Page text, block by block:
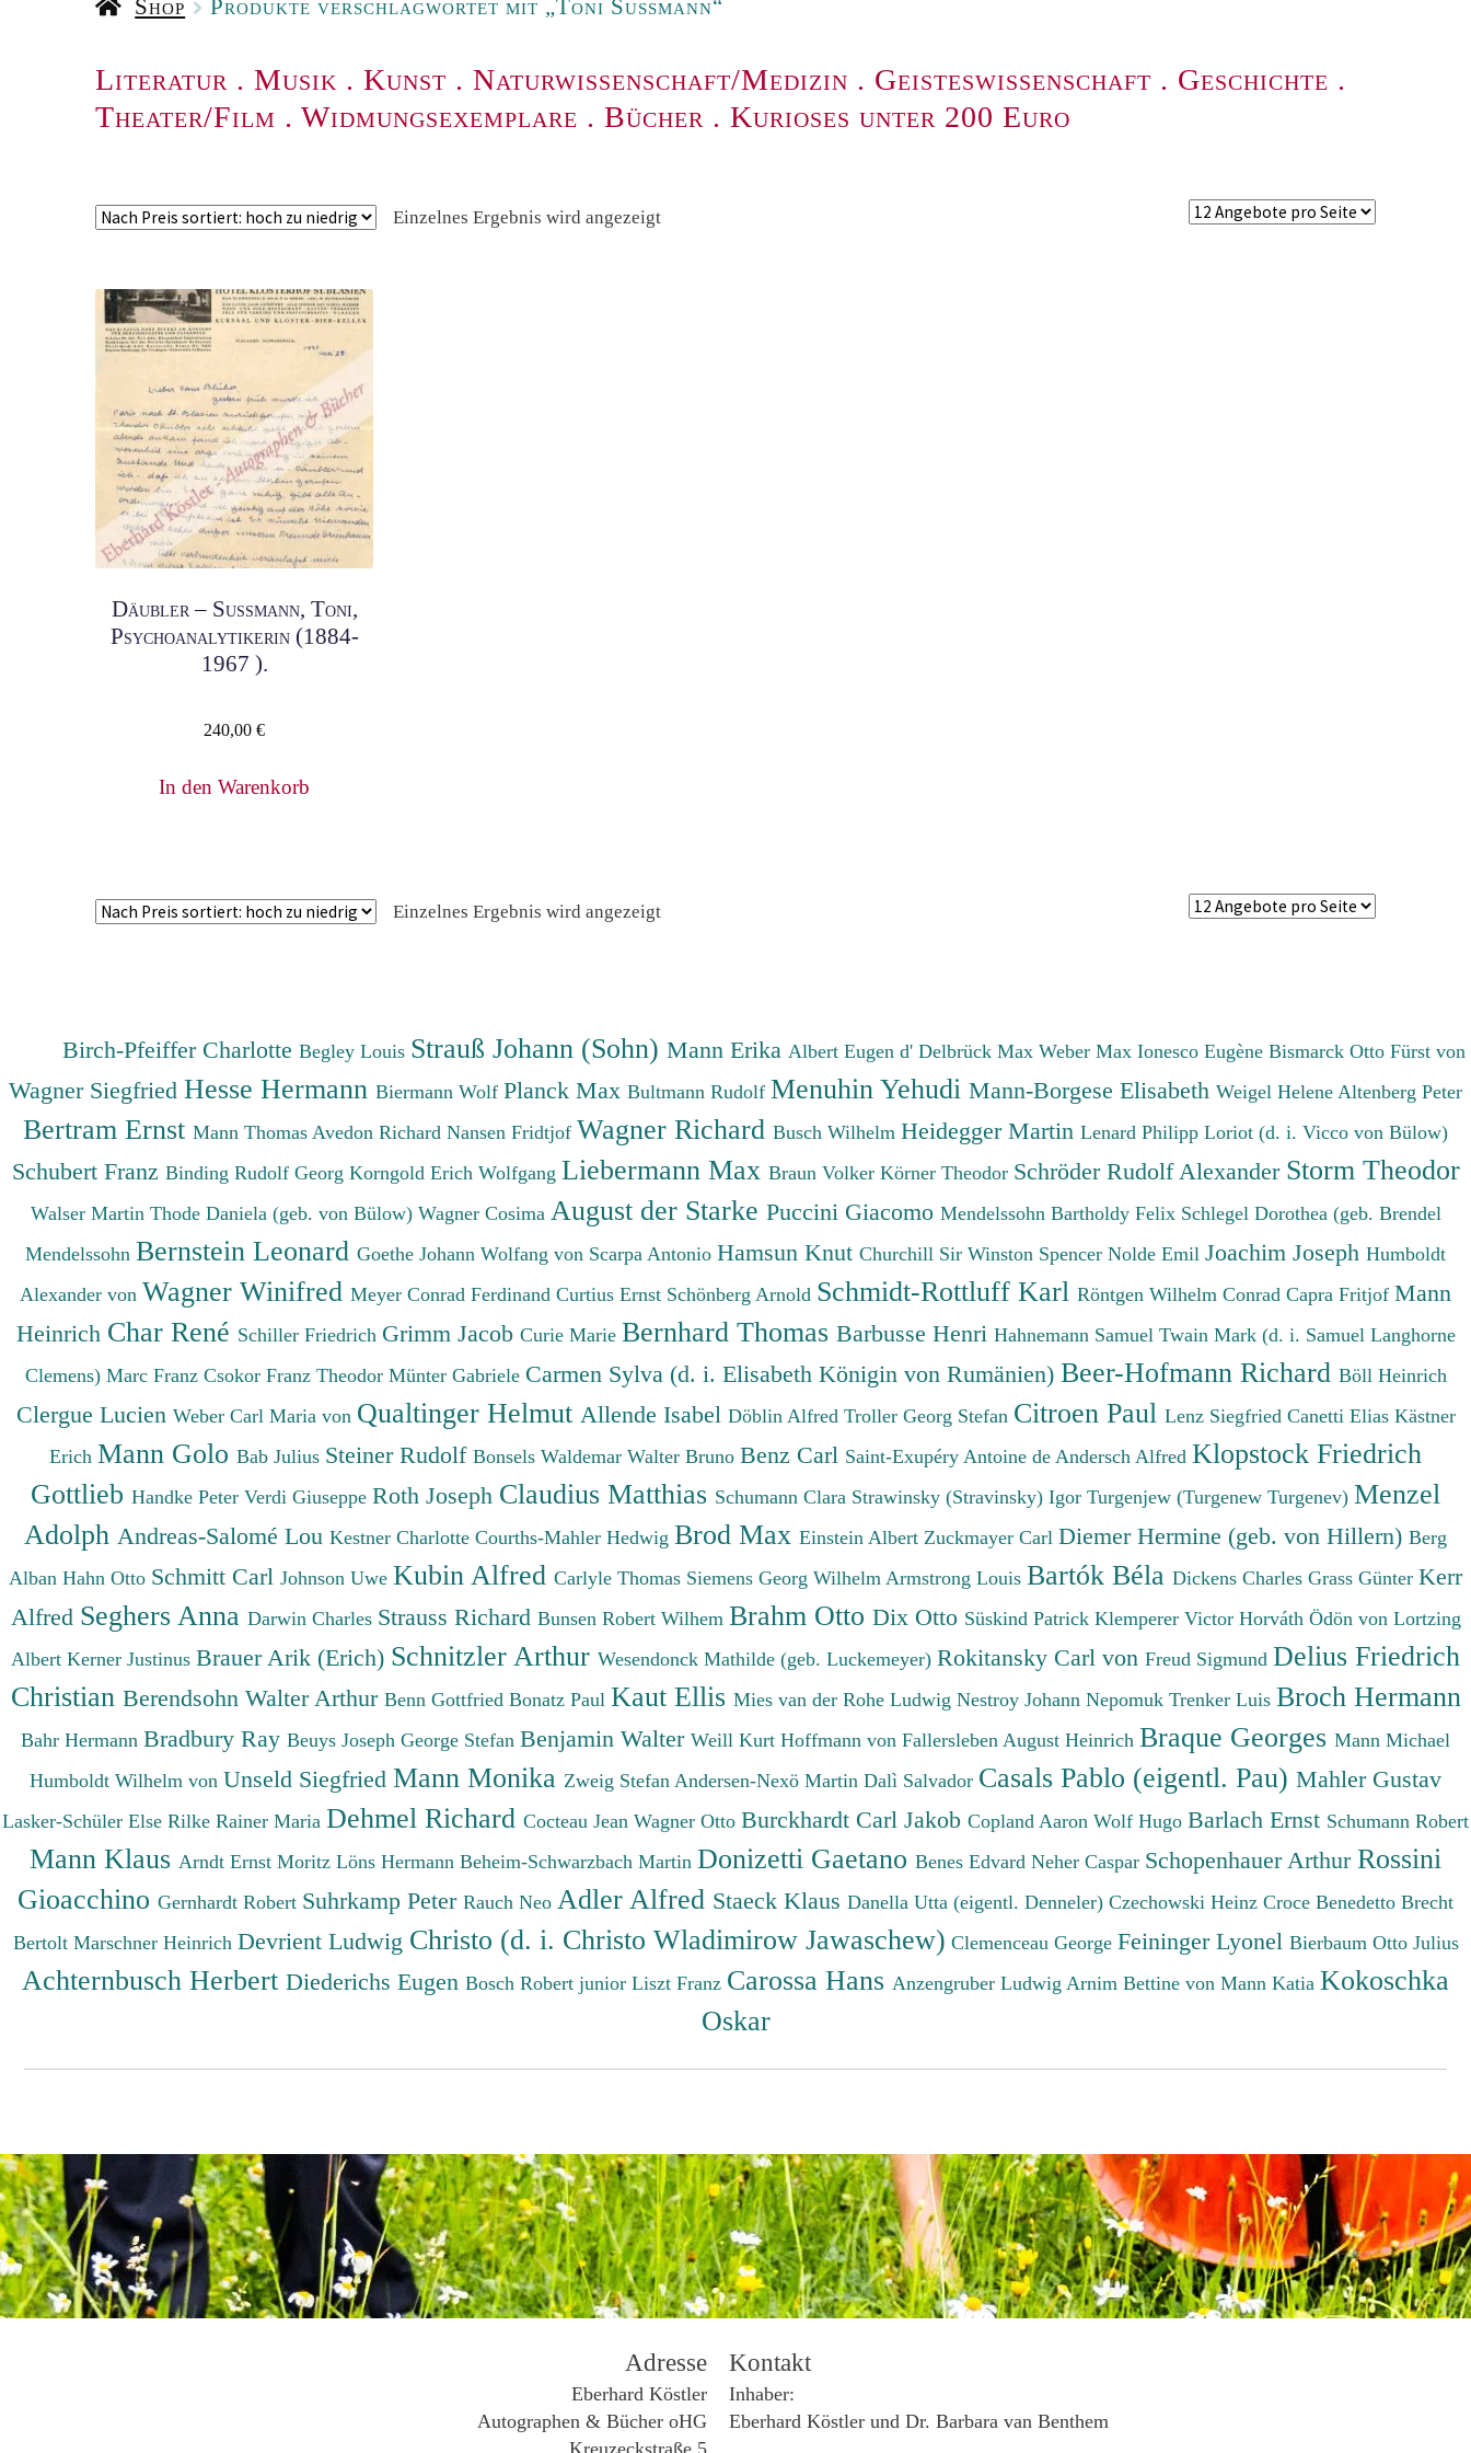
Shop Produkte verschlagwortet mit „Toni Sussmann“
Literatur . Musik . Kunst . Naturwissenschaft/Medizin . Geisteswissenschaft . Geschichte .
Theater/Film . Widmungsexemplare . Bücher . Kurioses unter 200 Euro
Einzelnes Ergebnis wird angezeigt
Däubler – Sussmann, Toni,
Psychoanalytikerin (1884-
1967 ).
240,00€
In den Warenkorb
Einzelnes Ergebnis wird angezeigt
Birch-Pfeiffer CharlotteBegley Louis Strauß Johann (Sohn)Mann Erika Albert Eugen d'Delbrück MaxWeber MaxIonesco EugèneBismarck Otto Fürst von
Wagner Siegfried Hesse Hermann Biermann Wolf Planck Max Bultmann Rudolf Menuhin Yehudi Mann-Borgese Elisabeth Weigel Helene Altenberg Peter
Bertram Ernst Mann Thomas Avedon Richard Nansen Fridtjof Wagner Richard Busch Wilhelm Heidegger Martin Lenard Philipp Loriot (d. i. Vicco von Bülow)
Schubert Franz Binding Rudolf Georg Korngold Erich Wolfgang Liebermann Max Braun Volker Körner Theodor Schröder Rudolf Alexander Storm Theodor
Walser Martin Thode Daniela (geb. von Bülow) Wagner Cosima August der Starke Puccini Giacomo Mendelssohn Bartholdy Felix Schlegel Dorothea (geb. Brendel
Mendelssohn Bernstein Leonard Goethe Johann Wolfang von Scarpa Antonio Hamsun Knut Churchill Sir Winston Spencer Nolde Emil Joachim Joseph Humboldt
Alexander von Wagner Winifred Meyer Conrad Ferdinand Curtius Ernst Schönberg Arnold Schmidt-Rottluff Karl Röntgen Wilhelm Conrad Capra Fritjof Mann
Heinrich Char René Schiller Friedrich Grimm Jacob Curie Marie Bernhard Thomas Barbusse Henri Hahnemann Samuel Twain Mark (d. i. Samuel Langhorne
Clemens) Marc Franz Csokor Franz Theodor Münter Gabriele Carmen Sylva (d. i. Elisabeth Königin von Rumänien) Beer-Hofmann Richard Böll Heinrich
Clergue Lucien Weber Carl Maria von Qualtinger Helmut Allende Isabel Döblin Alfred Troller Georg Stefan Citroen Paul Lenz Siegfried Canetti Elias Kästner
Erich Mann Golo Bab Julius Steiner Rudolf Bonsels Waldemar Walter Bruno Benz Carl Saint-Exupéry Antoine de Andersch Alfred Klopstock Friedrich
Gottlieb Handke Peter Verdi Giuseppe Roth Joseph Claudius Matthias Schumann Clara Strawinsky (Stravinsky) Igor Turgenjew (Turgenew Turgenev) Menzel
Adolph Andreas-Salomé Lou Kestner Charlotte Courths-Mahler Hedwig Brod Max Einstein Albert Zuckmayer Carl Diemer Hermine (geb. von Hillern) Berg
Alban Hahn Otto Schmitt Carl Johnson Uwe Kubin Alfred Carlyle Thomas Siemens Georg Wilhelm Armstrong Louis Bartók Béla Dickens Charles Grass Günter Kerr
Alfred Seghers Anna Darwin Charles Strauss Richard Bunsen Robert Wilhem Brahm Otto Dix Otto Süskind Patrick Klemperer Victor Horváth Ödön von Lortzing
Albert Kerner Justinus Brauer Arik (Erich) Schnitzler Arthur Wesendonck Mathilde (geb. Luckemeyer) Rokitansky Carl von Freud Sigmund Delius Friedrich
Christian Berendsohn Walter Arthur Benn Gottfried Bonatz Paul Kaut Ellis Mies van der Rohe Ludwig Nestroy Johann Nepomuk Trenker Luis Broch Hermann
Bahr Hermann Bradbury Ray Beuys Joseph George Stefan Benjamin Walter Weill Kurt Hoffmann von Fallersleben August Heinrich Braque Georges Mann Michael
Humboldt Wilhelm von Unseld Siegfried Mann Monika Zweig Stefan Andersen-Nexö Martin Dalì Salvador Casals Pablo (eigentl. Pau) Mahler Gustav
Lasker-Schüler Else Rilke Rainer Maria Dehmel Richard Cocteau Jean Wagner Otto Burckhardt Carl Jakob Copland Aaron Wolf Hugo Barlach Ernst Schumann Robert
Mann Klaus Arndt Ernst Moritz Löns Hermann Beheim-Schwarzbach Martin Donizetti Gaetano Benes Edvard Neher Caspar Schopenhauer Arthur Rossini
Gioacchino Gernhardt Robert Suhrkamp Peter Rauch Neo Adler Alfred Staeck Klaus Danella Utta (eigentl. Denneler) Czechowski Heinz Croce Benedetto Brecht
Bertolt Marschner Heinrich Devrient Ludwig Christo (d. i. Christo Wladimirow Jawaschew) Clemenceau George Feininger Lyonel Bierbaum Otto Julius
Achternbusch Herbert Diederichs Eugen Bosch Robert junior Liszt Franz Carossa Hans Anzengruber Ludwig Arnim Bettine von Mann Katia Kokoschka
Oskar
Adresse
Eberhard Köstler
Autographen & Bücher oHG
Kontakt
Inhaber:
Eberhard Köstler und Dr. Barbara van Benthem